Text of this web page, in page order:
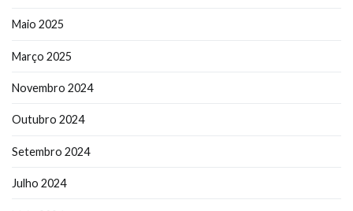
Maio 2025
Março 2025
Novembro 2024
Outubro 2024
Setembro 2024
Julho 2024